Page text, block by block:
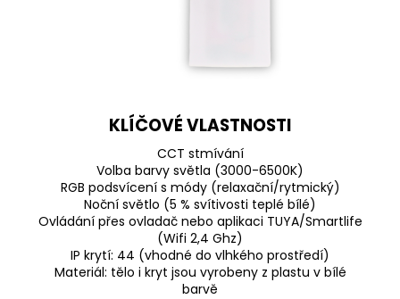
KLÍČOVÉ VLASTNOSTI
CCT stmívání
Volba barvy světla (3000-6500K)
RGB podsvícení s módy (relaxační/rytmický)
Noční světlo (5 % svítivosti teplé bílé)
Ovládání přes ovladač nebo aplikaci TUYA/Smartlife
(Wifi 2,4 Ghz)
IP krytí: 44 (vhodné do vlhkého prostředí)
Materiál: tělo i kryt jsou vyrobeny z plastu v bílé
barvě